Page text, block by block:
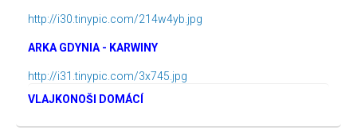
http://i30.tinypic.com/214w4yb.jpg
ARKA GDYNIA - KARWINY
http://i31.tinypic.com/3x745.jpg
VLAJKONOŠI DOMÁCÍ